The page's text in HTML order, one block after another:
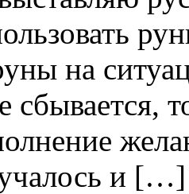
на
сбывается,
и […]